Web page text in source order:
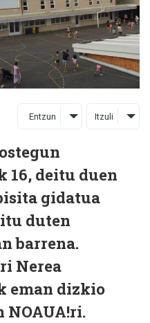
Entzun Itzuli
16, deitu duen
gidatua
duten
barrena.
Nerea
eman dizkio
NOAUA!ri.